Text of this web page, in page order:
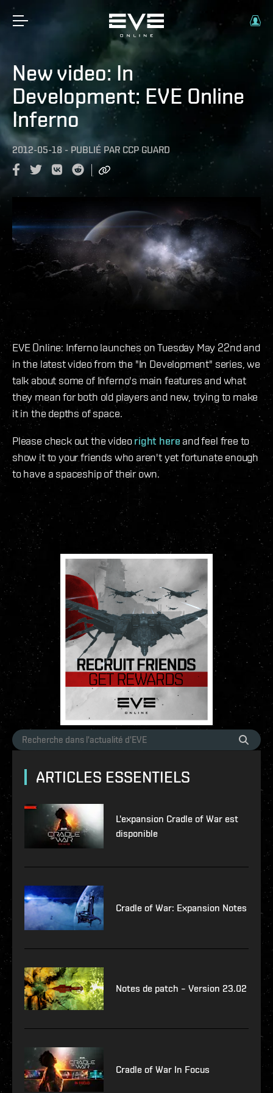
New video: In
Development: EVE Online
Inferno
2012-05-18 - PUBLIÉ PAR CCP GUARD
EVE Online: Inferno launches on Tuesday May 22nd and
in the latest video from the "In Development" series, we
talk about some of Inferno's main features and what
they mean for both old players and new, trying to make
it in the depths of space.
Please check out the videoright here and feel free to
show it to your friends who aren't yet fortunate enough
to have a spaceship of their own.
ARTICLES ESSENTIELS
L'expansion Cradle of War est
disponible
Cradle of War: Expansion Notes
Notes de patch – Version 23.02
Cradle of War In Focus